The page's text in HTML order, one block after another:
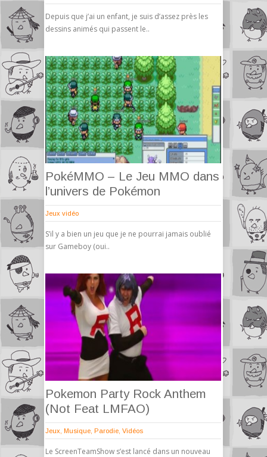
Depuis que j’ai un enfant, je suis d’assez près les
dessins animés qui passent le..
PokéMMO – Le Jeu MMO dans
l’univers de Pokémon
Jeux vidéo
S’il y a bien un jeu que je ne pourrai jamais oublié
sur Gameboy (oui..
Pokemon Party Rock Anthem
(Not Feat LMFAO)
Jeux Musique Parodie Vidéos
Le ScreenTeamShow s’est lancé dans un nouveau